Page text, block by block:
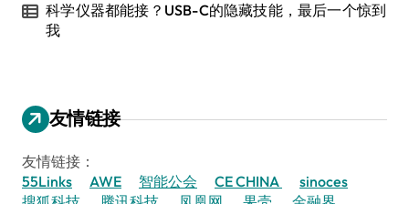
科学仪器都能接？USB-C的隐藏技能，最后一个惊到
我
友情链接
友情链接：
55Links
AWE 智能公会 CE CHINA
sinoces